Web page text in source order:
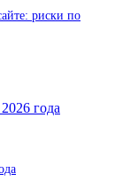
риски по